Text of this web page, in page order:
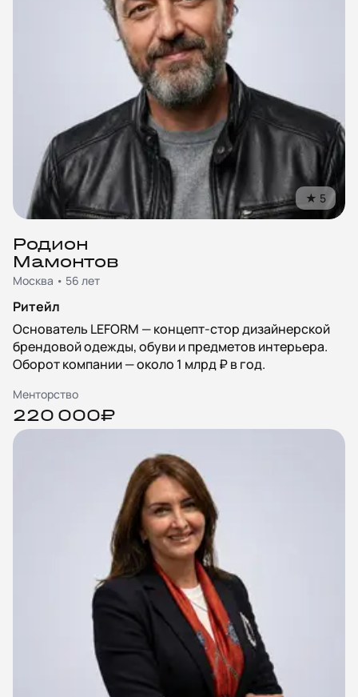
★ 5
Родион
Мамонтов
Москва • 56 лет
Ритейл
Основатель LEFORM — концепт-стор дизайнерской
брендовой одежды, обуви и предметов интерьера.
Оборот компании — около 1 млрд ₽ в год.
Менторство
220 000₽